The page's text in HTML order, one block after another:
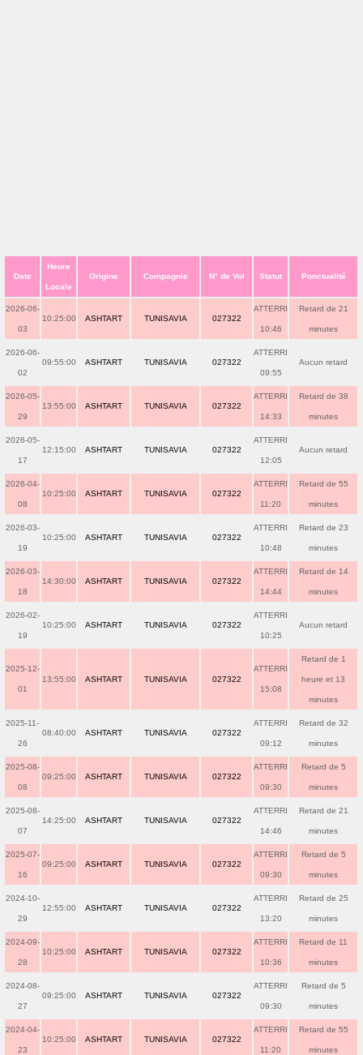
Date
Heure
Locale
Origine Compagnie N° de Vol Statut Ponctualité
2026-06-
03
10:25:00 ASHTART TUNISAVIA 027322
ATTERRI
10:46
Retard de 21
minutes
2026-06-
02
09:55:00 ASHTART TUNISAVIA 027322
ATTERRI
09:55
Aucun retard
2026-05-
29
13:55:00 ASHTART TUNISAVIA 027322
ATTERRI
14:33
Retard de 38
minutes
2026-05-
17
12:15:00 ASHTART TUNISAVIA 027322
ATTERRI
12:05
Aucun retard
2026-04-
08
10:25:00 ASHTART TUNISAVIA 027322
ATTERRI
11:20
Retard de 55
minutes
2026-03-
19
10:25:00 ASHTART TUNISAVIA 027322
ATTERRI
10:48
Retard de 23
minutes
2026-03-
18
14:30:00 ASHTART TUNISAVIA 027322
ATTERRI
14:44
Retard de 14
minutes
2026-02-
19
10:25:00 ASHTART TUNISAVIA 027322
ATTERRI
10:25
Aucun retard
2025-12-
01
13:55:00 ASHTART TUNISAVIA 027322
ATTERRI
15:08
Retard de 1
heure et 13
minutes
2025-11-
26
08:40:00 ASHTART TUNISAVIA 027322
ATTERRI
09:12
Retard de 32
minutes
2025-08-
08
09:25:00 ASHTART TUNISAVIA 027322
ATTERRI
09:30
Retard de 5
minutes
2025-08-
07
14:25:00 ASHTART TUNISAVIA 027322
ATTERRI
14:46
Retard de 21
minutes
2025-07-
16
09:25:00 ASHTART TUNISAVIA 027322
ATTERRI
09:30
Retard de 5
minutes
2024-10-
29
12:55:00 ASHTART TUNISAVIA 027322
ATTERRI
13:20
Retard de 25
minutes
2024-09-
28
10:25:00 ASHTART TUNISAVIA 027322
ATTERRI
10:36
Retard de 11
minutes
2024-08-
27
09:25:00 ASHTART TUNISAVIA 027322
ATTERRI
09:30
Retard de 5
minutes
2024-04-
23
10:25:00 ASHTART TUNISAVIA 027322
ATTERRI
11:20
Retard de 55
minutes